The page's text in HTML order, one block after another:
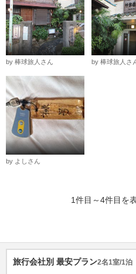
by 棒球旅人さん by 棒球旅人さ
by よしさん
1件目～4件目を
旅行会社別 最安プラン2名1室/1泊